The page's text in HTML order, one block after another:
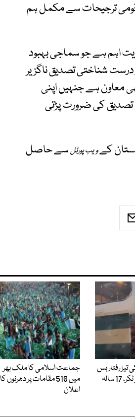
قومی ترجیحات سے مکمل ہم
اہم ہے جو سماجی بہبود
درست شناختی تصدیق ناگزیر
معاون ہے جنہیں اپنی
تصدیق کی ضرورت پڑتی
کےویب پورٹلسے حاصل
تیز رفتار بس
کی موٹرسائیکل کو ٹکر، 17 سالہ
جماعت اسلامی کا ملک بھر
میں 510 مقامات پر دھرنوں کا
اعلان